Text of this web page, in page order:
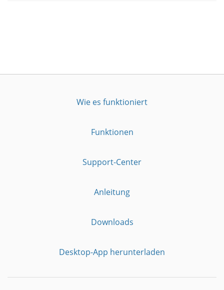
Wie es funktioniert
Funktionen
Support-Center
Anleitung
Downloads
Desktop-App herunterladen